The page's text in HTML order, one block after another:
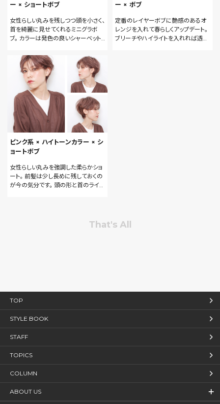
ー × ショートボブ
女性らしい丸みを残しつつ頭を小さく、
首を綺麗に見せてくれるミニグラボ
ブ。 カラーは発色の良いシャーベット
が必須ですがコーディネートのアクセ
ントになり、よりオシャレを楽しめるこ
と間違いありません。
ー × ボブ
定番のレイヤーボブに艶感のあるオ
レンジを入れて春らしくアップデート。
ブリーチやハイライトを入れれば透明
ピンク系 × ハイトーンカラー × シ
ョートボブ
女性らしい丸みを強調した柔らかショ
ート。 前髪は少し長めに残しておくの
が今の気分です。 頭の形と首のライン
That's All
TOP
STYLE BOOK
STAFF
TOPICS
COLUMN
ABOUT US